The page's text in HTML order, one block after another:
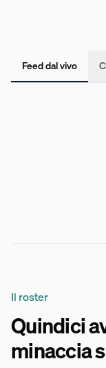
Feed dal vivo
Il roster
Quindici
minaccia